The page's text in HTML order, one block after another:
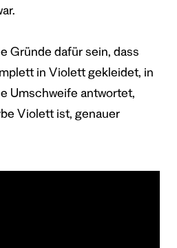
Gründe dafür sein, dass
in Violett gekleidet, in
Umschweife antwortet,
Violett ist, genauer